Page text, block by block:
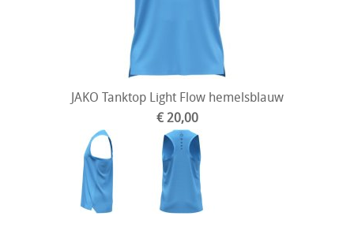
JAKO Tanktop Light Flow hemelsblauw
€ 20,00